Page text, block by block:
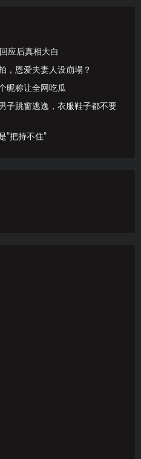
应后真相大白
，恩爱夫妻人设崩塌？
昵称让全网吃瓜
子跳窗逃逸，衣服鞋子都不要
”把持不住”